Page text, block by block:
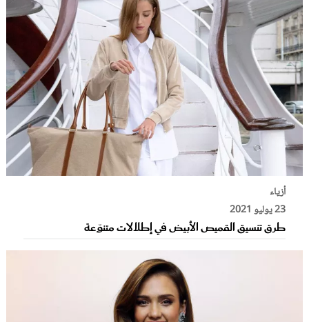
أزياء
23 يوليو 2021
طرق تنسيق القميص الأبيض في إطلالات متنوّعة